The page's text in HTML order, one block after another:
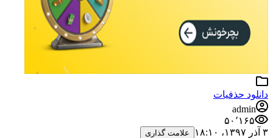
دانلود حذفیات
admin
۵۰٬۱۶۵
۳ آذر ۱۳۹۷،‏ ۱۸:۱۰
علامت گذاری